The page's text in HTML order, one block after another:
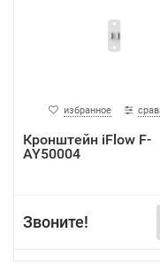
избранное
Кронштейн iFlow F-
AY50004
Звоните!